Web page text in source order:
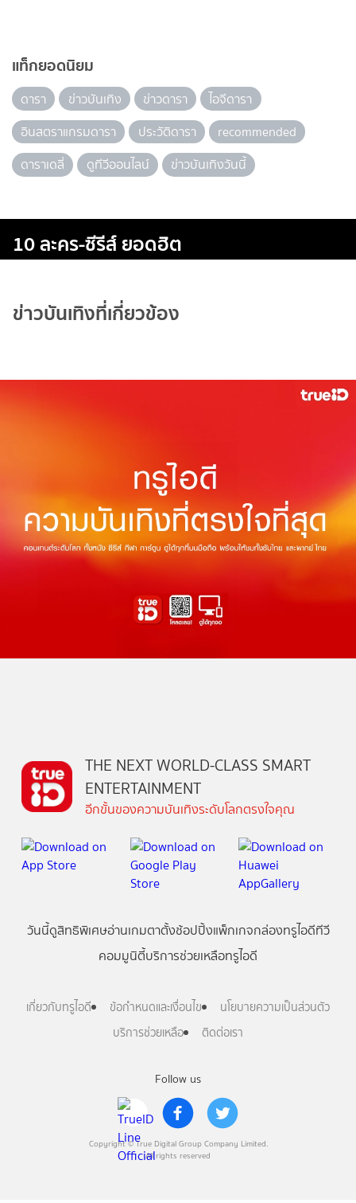
แท็กยอดนิยม
ดารา ข่าวบันเทิง ข่าวดารา
ไอจีดารา
อินสตราแกรมดารา
ประวัติดารา
recommended
ดาราเดลี่
ดูทีวีออนไลน์ ข่าวบันเทิงวันนี้
10 ละคร-ซีรีส์ ยอดฮิต
ข่าวบันเทิงที่เกี่ยวข้อง
Follow us
Copyright © True Digital Group Company Limited.
All rights reserved
THE NEXT WORLD-CLASS SMART
ENTERTAINMENT
อีกขั้นของความบันเทิงระดับโลกตรงใจคุณ
วันนี้ดูสิทธิพิเศษอ่านเกมตาตั้งช้อปปิ้งแพ็กเกจกล่องทรูไอดีทีวี
คอมมูนิตี้บริการช่วยเหลือทรูไอดี
เกี่ยวกับทรูไอดี ข้อกำหนดและเงื่อนไข
นโยบายความเป็นส่วนตัว
บริการช่วยเหลือ
ติดต่อเรา